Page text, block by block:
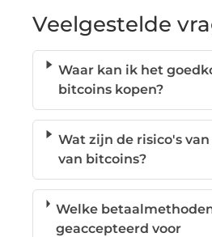
Veelgestelde
Waar kan ik het
bitcoins kopen?
Wat zijn de risico's
van bitcoins?
Welke
geaccepteerd voor